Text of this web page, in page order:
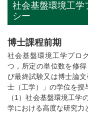
社会基盤環境工
シー
博士課程前期
社会基盤環境工学プロ
つ，所定の単位数を修
び最終試験又は博士論
士（工学）」の学位を授
（1）社会基盤環境工学
学における高度な研究力